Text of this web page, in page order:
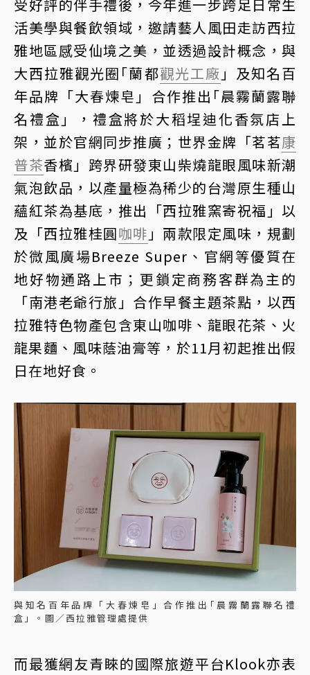
受好評的伴手禮後，今年進一步跨足日常生
活美學與餐飲領域，邀請藝人風田走訪西拉
雅地區感受仙境之美，並透過設計概念，與
大西拉雅觀光圈｢蘭都觀光工廠 」及知名百
年品牌「大春煉皂」合作推出｢晨霧蘭露聯
名禮盒」，禮盒將於大稻埕迪化香氛店上
架，並於官網同步推廣；世界金牌「茗茗康
普茶香檳」跨界研發東山柴燒龍眼風味新潮
氣泡飲品，以產量極為稀少的台灣原生種山
蘊紅茶為基底，推出「西拉雅窯寄祝福」以
及「西拉雅桂圓咖啡 」兩款限定風味，規劃
於微風廣場Breeze Super、官網等優質在
地好物通路上市；更鎖定商務客群為主的
「南港老爺行旅」合作早餐主題茶點，以西
拉雅特色物產包含東山咖啡、龍眼花茶、火
龍果麵、風味蔭油膏等，於11月初起推出假
日在地好食。
與知名百年品牌「大春煉皂」合作推出｢晨霧蘭露聯名禮
盒」。圖／西拉雅管理處提供
而最獲網友青睞的國際旅遊平台Klook亦表